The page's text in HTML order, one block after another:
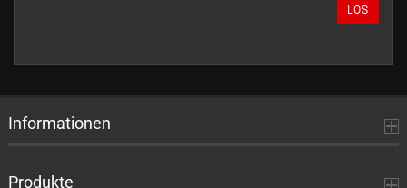
EIN.
LOS
Informationen
Produkte